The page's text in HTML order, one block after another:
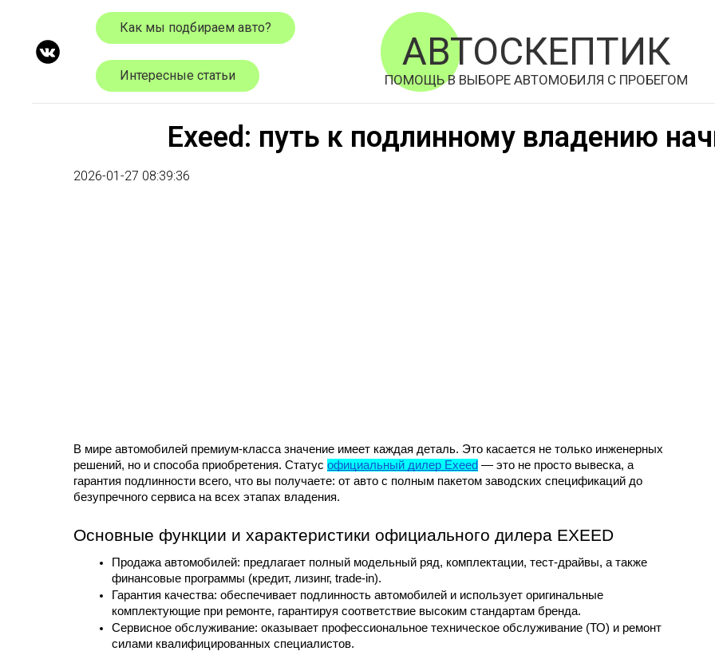
АВТОСКЕПТИК
ПОМОЩЬ В ВЫБОРЕ АВТОМОБИЛЯ С ПРОБЕГОМ
Как мы подбираем авто?
Интересные статьи
Exeed: путь к подлинному владению
2026-01-27 08:39:36
В мире автомобилей премиум-класса значение имеет каждая деталь. Это касается не только инженерных
решений, но и способа приобретения. Статус официальный дилер Exeed — это не просто вывеска, а
гарантия подлинности всего, что вы получаете: от авто с полным пакетом заводских спецификаций до
безупречного сервиса на всех этапах владения.
Основные функции и характеристики официального дилера EXEED
Продажа автомобилей: предлагает полный модельный ряд, комплектации, тест-драйвы, а также
финансовые программы (кредит, лизинг, trade-in).
Гарантия качества: обеспечивает подлинность автомобилей и использует оригинальные
комплектующие при ремонте, гарантируя соответствие высоким стандартам бренда.
Сервисное обслуживание: оказывает профессиональное техническое обслуживание (ТО) и ремонт
силами квалифицированных специалистов.